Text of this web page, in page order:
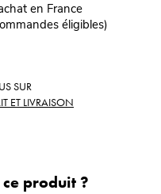
en France
éligibles)
SUR
ET LIVRAISON
produit ?